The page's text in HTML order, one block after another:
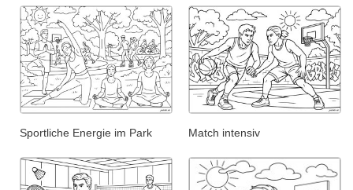
Sportliche Energie im Park Match intensiv